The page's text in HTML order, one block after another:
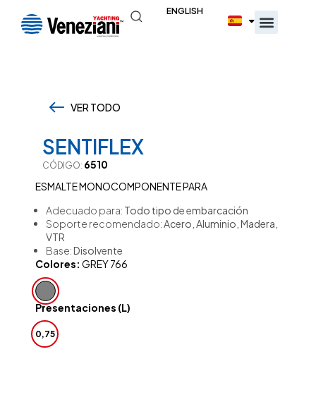
ENGLISH
VER TODO
SENTIFLEX
CÓDIGO: 6510
ESMALTE MONOCOMPONENTE PARA
Adecuado para: Todo tipo de embarcación
Soporte recomendado:Acero, Aluminio, Madera,
VTR
Base:Disolvente
Colores: GREY 766
Presentaciones (L)
0,75